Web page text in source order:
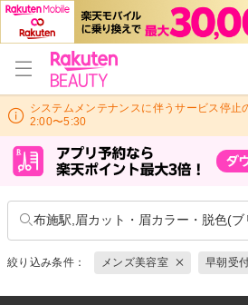
システムメンテナンスに伴うサービス停止
2:00〜5:30
布施駅,眉カット・眉カラー・脱色(ブ
絞り込み条件： メンズ美容室 早朝受